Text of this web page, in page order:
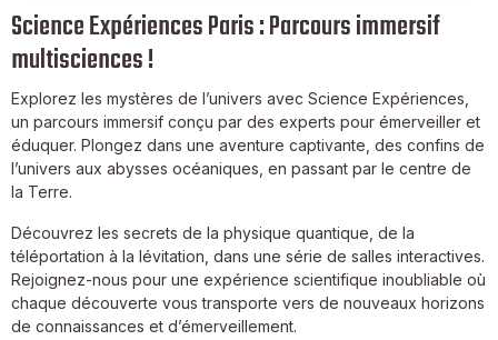
Science Expériences Paris : Parcours immersif
multisciences !
Explorez les mystères de l’univers avec Science Expériences,
un parcours immersif conçu par des experts pour émerveiller et
éduquer. Plongez dans une aventure captivante, des confins de
l’univers aux abysses océaniques, en passant par le centre de
la Terre.
Découvrez les secrets de la physique quantique, de la
téléportation à la lévitation, dans une série de salles interactives.
Rejoignez-nous pour une expérience scientifique inoubliable où
chaque découverte vous transporte vers de nouveaux horizons
de connaissances et d’émerveillement.